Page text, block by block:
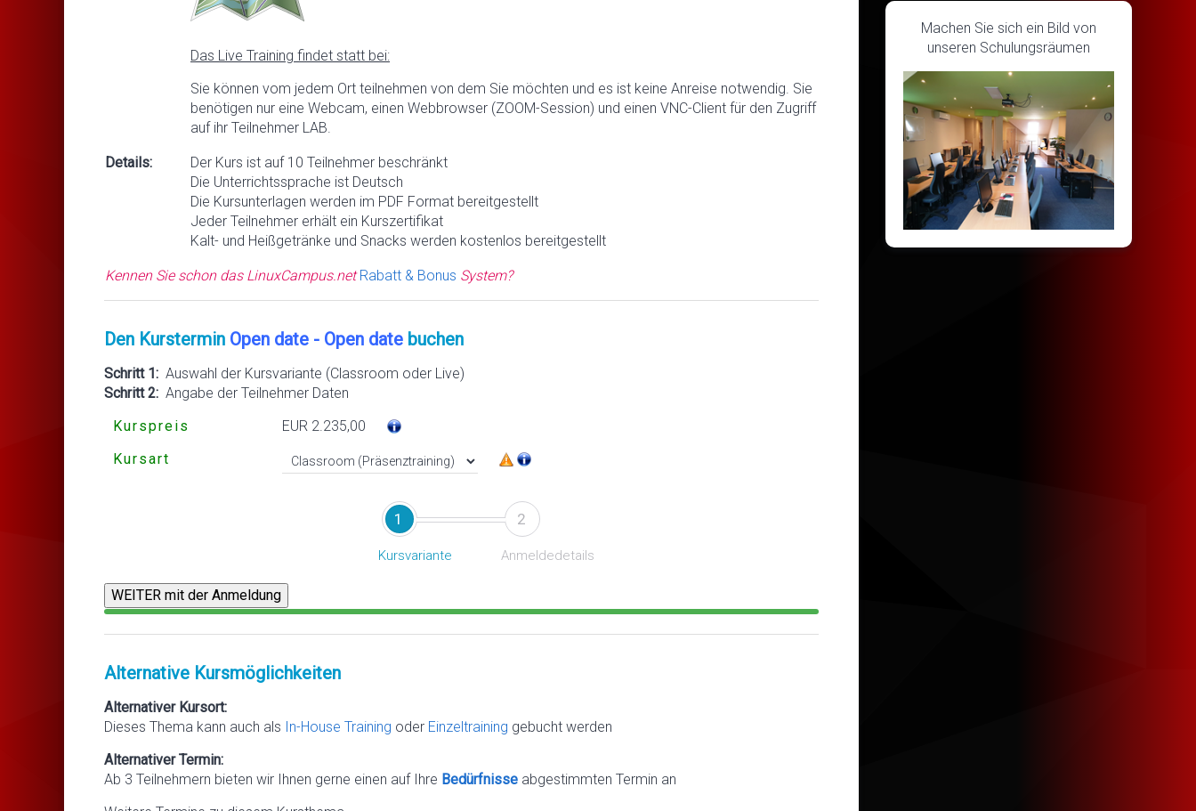
Das Live Training findet statt bei:
Sie können vom jedem Ort teilnehmen von dem Sie möchten und es ist keine Anreise notwendig. Sie
benötigen nur eine Webcam, einen Webbrowser (ZOOM-Session) und einen VNC-Client für den Zugriff
auf ihr Teilnehmer LAB.
Details:
Der Kurs ist auf 10 Teilnehmer beschränkt
Die Unterrichtssprache ist Deutsch
Die Kursunterlagen werden im PDF Format bereitgestellt
Jeder Teilnehmer erhält ein Kurszertifikat
Kalt- und Heißgetränke und Snacks werden kostenlos bereitgestellt
Kennen Sie schon das LinuxCampus.netRabatt & Bonus System?
Den Kurstermin Open date - Open date buchen
Schritt 1: Auswahl der Kursvariante (Classroom oder Live)
Schritt 2: Angabe der Teilnehmer Daten
Kurspreis
EUR 2.235,00
Kursart
1
Kursvariante
2
Anmeldedetails
Alternative Kursmöglichkeiten
Alternativer Kursort:
Dieses Thema kann auch als In-House Training oder Einzeltraining gebucht werden
Alternativer Termin:
Ab 3 Teilnehmern bieten wir Ihnen gerne einen auf Ihre Bedürfnisse abgestimmten Termin an
Machen Sie sich ein Bild von
unseren Schulungsräumen